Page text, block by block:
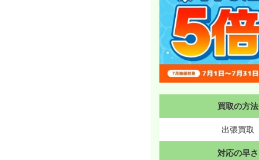
買取の方法
出張買取
対応の早さ